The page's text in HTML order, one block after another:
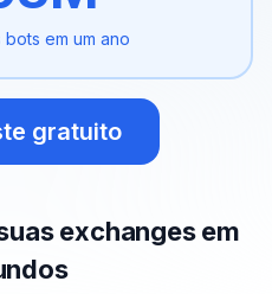
bots em um ano
gratuito
exchanges em